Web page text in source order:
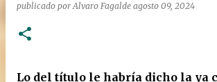
publicado porAlvaro Fagalde agosto 09, 2024
Lo del título le habría dicho la ya